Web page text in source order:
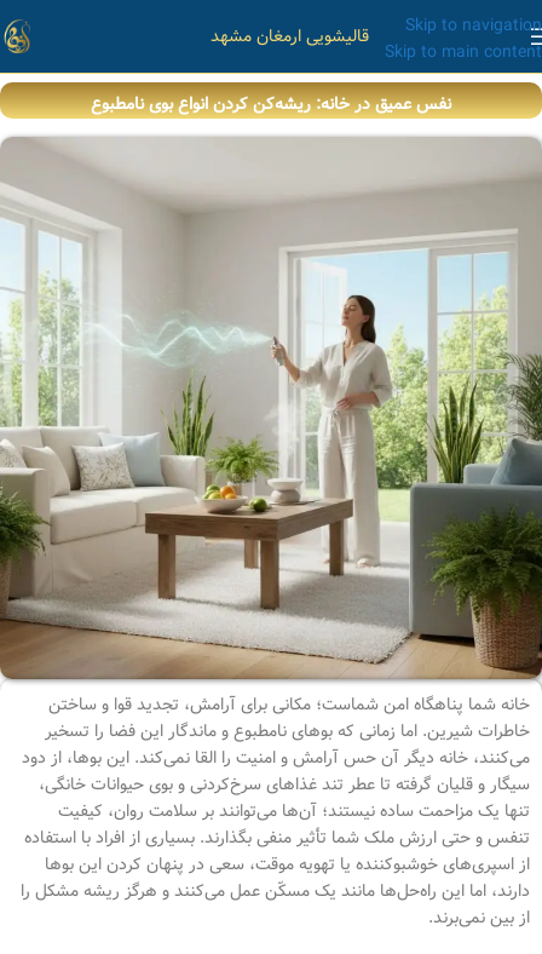
Skip to navigation
Skip to main content
قالیشویی ارمغان مشهد
نفس عمیق در خانه: ریشه‌کن کردن انواع بوی نامطبوع
خانه شما پناهگاه امن شماست؛ مکانی برای آرامش، تجدید قوا و ساختن
خاطرات شیرین. اما زمانی که بوهای نامطبوع و ماندگار این فضا را تسخیر
می‌کنند، خانه دیگر آن حس آرامش و امنیت را القا نمی‌کند. این بوها، از دود
سیگار و قلیان گرفته تا عطر تند غذاهای سرخ‌کردنی و بوی حیوانات خانگی،
تنها یک مزاحمت ساده نیستند؛ آن‌ها می‌توانند بر سلامت روان، کیفیت
تنفس و حتی ارزش ملک شما تأثیر منفی بگذارند. بسیاری از افراد با استفاده
از اسپری‌های خوشبوکننده یا تهویه موقت، سعی در پنهان کردن این بوها
دارند، اما این راه‌حل‌ها مانند یک مسکّن عمل می‌کنند و هرگز ریشه مشکل را
از بین نمی‌برند.